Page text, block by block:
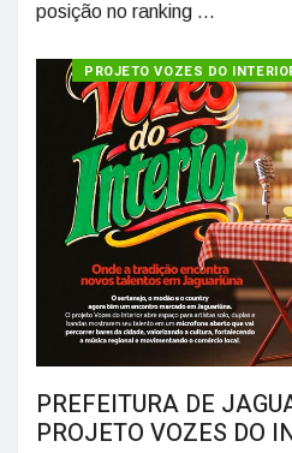
posição no ranking ...
PROJETO VOZES DO
PREFEITURA DE
PROJETO VOZES DO